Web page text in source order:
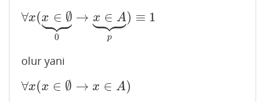
∀x(x ∈ ∅
 

 
0
→ x ∈ A
 

 
p
) ≡ 1
∀x(x ∈ ∅⏟0→x ∈A ⏟p) ≡1
olur yani
∀x(x ∈ ∅ → x ∈ A)
∀x (x∈∅→ x∈ A)